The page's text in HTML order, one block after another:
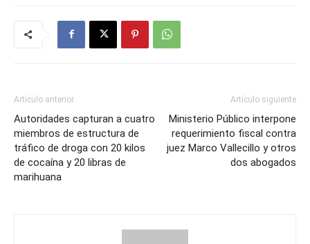
Artículo anterior
Autoridades capturan a cuatro
miembros de estructura de
tráfico de droga con 20 kilos
de cocaína y 20 libras de
marihuana
Artículo siguiente
Ministerio Público interpone
requerimiento fiscal contra
juez Marco Vallecillo y otros
dos abogados